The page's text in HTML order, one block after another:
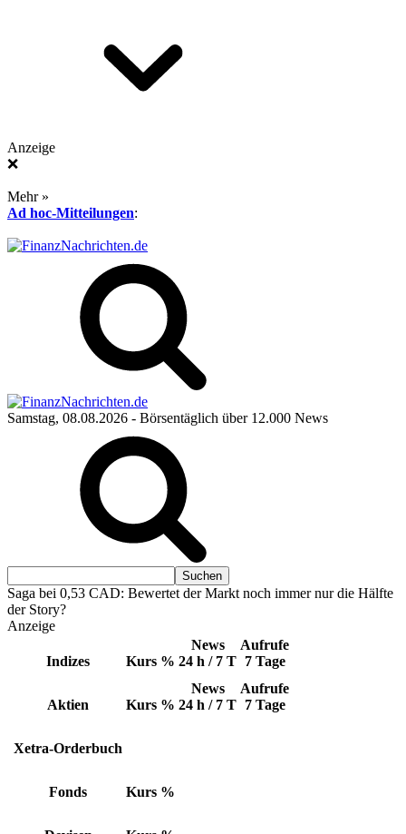
Anzeige
❌
Mehr »
Ad hoc-Mitteilungen:
Samstag, 08.08.2026 - Börsentäglich über 12.000 News
Saga bei 0,53 CAD: Bewertet der Markt noch immer nur die Hälfte
der Story?
Anzeige
Indizes Kurs %
News
24 h / 7 T
Aufrufe
7 Tage
Aktien Kurs %
News
24 h / 7 T
Aufrufe
7 Tage
Xetra-Orderbuch
Fonds Kurs %